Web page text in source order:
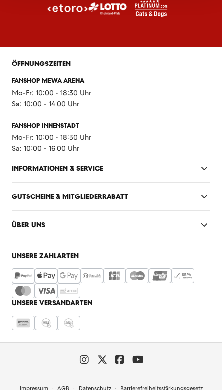
ÖFFNUNGSZEITEN
FANSHOP MEWA ARENA
Mo-Fr: 10:00 - 18:30 Uhr
Sa: 10:00 - 14:00 Uhr
FANSHOP INNENSTADT
Mo-Fr: 10:00 - 18:30 Uhr
Sa: 10:00 - 16:00 Uhr
INFORMATIONEN & SERVICE
GUTSCHEINE & MITGLIEDERRABATT
ÜBER UNS
UNSERE ZAHLARTEN
UNSERE VERSANDARTEN
Impressum AGB Datenschutz Barrierefreiheitsstärkungsgesetz